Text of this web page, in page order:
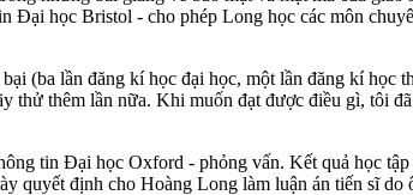
học Bristol - cho phép Long học các môn
(ba lần đăng kí học đại học, một lần đăng kí học
thêm lần nữa. Khi muốn đạt được điều gì, tôi
tin Đại học Oxford - phỏng vấn. Kết quả học
định cho Hoàng Long làm luận án tiến sĩ do